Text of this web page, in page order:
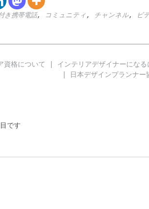
き携帯電話, コミュニティ , チャンネル, ビ
資格について | インテリアデザイナーになる
| 日本デザインプランナ
です